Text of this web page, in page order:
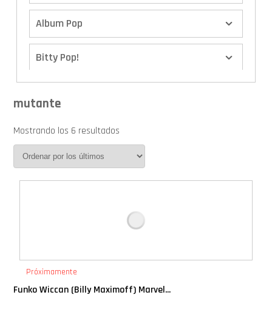
Album Pop
Bitty Pop!
Calendario de Adviento
Cover Pop!
Exclusivos
Gift Cards
mutante
Mostrando los 6 resultados
Próximamente
Funko Wiccan (Billy Maximoff) Marvel...